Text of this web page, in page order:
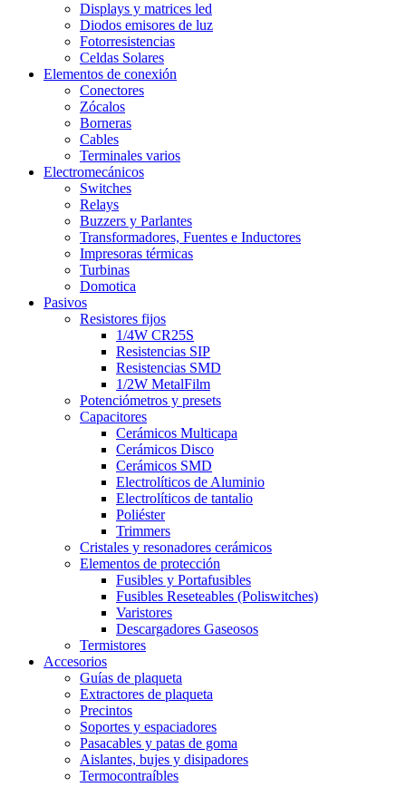
Displays y matrices led
Diodos emisores de luz
Fotorresistencias
Celdas Solares
Elementos de conexión
Conectores
Zócalos
Borneras
Cables
Terminales varios
Electromecánicos
Switches
Relays
Buzzers y Parlantes
Transformadores, Fuentes e Inductores
Impresoras térmicas
Turbinas
Domotica
Pasivos
Resistores fijos
1/4W CR25S
Resistencias SIP
Resistencias SMD
1/2W MetalFilm
Potenciómetros y presets
Capacitores
Cerámicos Multicapa
Cerámicos Disco
Cerámicos SMD
Electrolíticos de Aluminio
Electrolíticos de tantalio
Poliéster
Trimmers
Cristales y resonadores cerámicos
Elementos de protección
Fusibles y Portafusibles
Fusibles Reseteables (Poliswitches)
Varistores
Descargadores Gaseosos
Termistores
Accesorios
Guías de plaqueta
Extractores de plaqueta
Precintos
Soportes y espaciadores
Pasacables y patas de goma
Aislantes, bujes y disipadores
Termocontraíbles